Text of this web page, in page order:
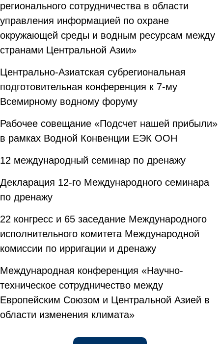
регионального сотрудничества в области
управления информацией по охране
окружающей среды и водным ресурсам между
странами Центральной Азии»
Центрально-Азиатская субрегиональная
подготовительная конференция к 7-му
Всемирному водному форуму
Рабочее совещание «Подсчет нашей прибыли»
в рамках Водной Конвенции ЕЭК ООН
12 международный семинар по дренажу
Декларация 12-го Международного семинара
по дренажу
22 конгресс и 65 заседание Международного
исполнительного комитета Международной
комиссии по ирригации и дренажу
Международная конференция «Научно-
техническое сотрудничество между
Европейским Союзом и Центральной Азией в
области изменения климата»